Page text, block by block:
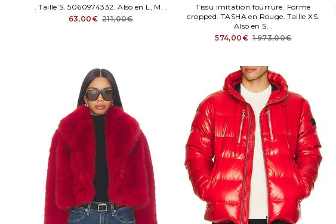
. Taille S. 5060974332. Also en L, M. .
63,00€ 211,00€
Tissu imitation fourrure. Forme
cropped. TASHA en Rouge. Taille XS.
Also en S. .
574,00€ 1 973,00€